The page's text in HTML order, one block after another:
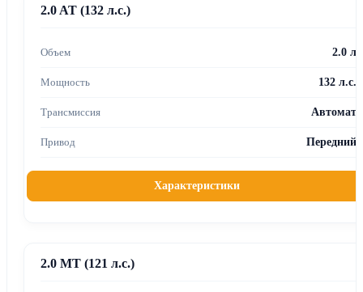
2.0 AT (132 л.с.)
2.0 л
132 л.с.
Автомат
Передний
Характеристики
2.0 MT (121 л.с.)